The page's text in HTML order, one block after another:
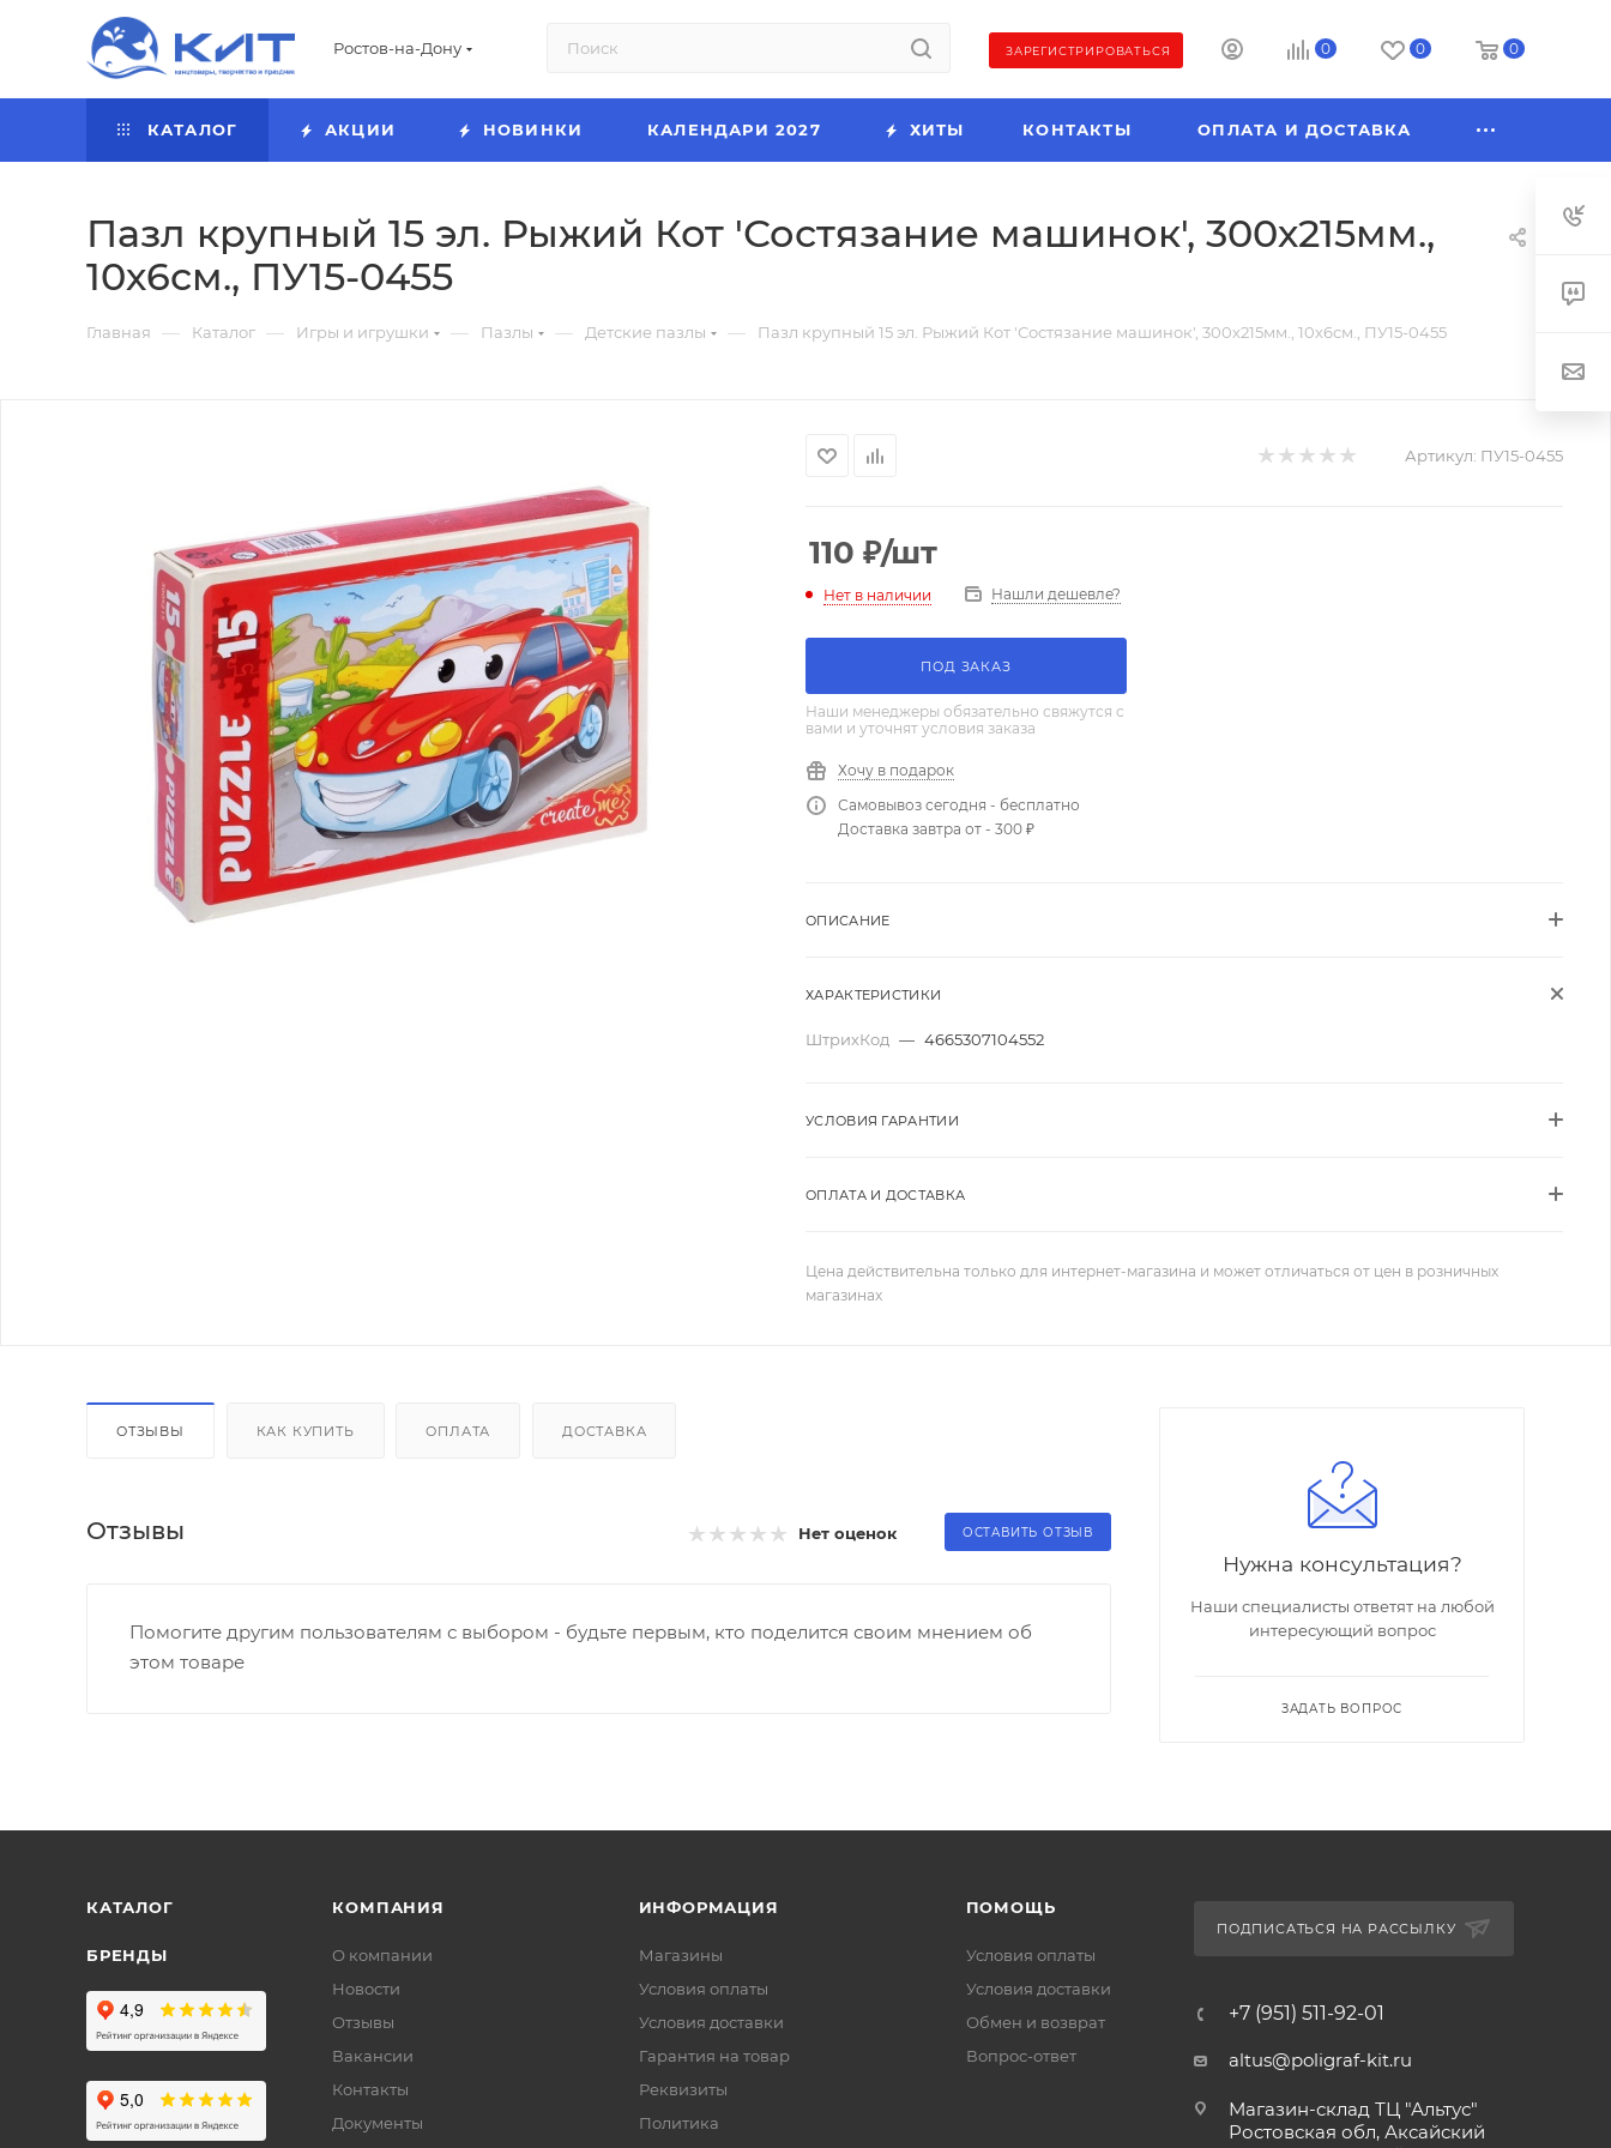
Ростов-на-Дону ЗАРЕГИСТРИРОВАТЬСЯ 0 0 0
КАТАЛОГ АКЦИИ НОВИНКИ КАЛЕНДАРИ 2027 ХИТЫ КОНТАКТЫ ОПЛАТА И ДОСТАВКА
Пазл крупный 15 эл. Рыжий Кот 'Состязание машинок', 300х215мм.,
10х6см., ПУ15-0455
Главная — Каталог — Игры и игрушки — Пазлы — Детские пазлы — Пазл крупный 15 эл. Рыжий Кот 'Состязание машинок', 300х215мм., 10х6см., ПУ15-0455
Артикул: ПУ15-0455
110 ₽/шт
Нет в наличии Нашли дешевле?
ПОД ЗАКАЗ
Наши менеджеры обязательно свяжутся с
вами и уточнят условия заказа
Хочу в подарок
Самовывоз сегодня - бесплатно
Доставка завтра от - 300 ₽
ОПИСАНИЕ
ХАРАКТЕРИСТИКИ
ШтрихКод — 4665307104552
УСЛОВИЯ ГАРАНТИИ
ОПЛАТА И ДОСТАВКА
Цена действительна только для интернет-магазина и может отличаться от цен в розничных
магазинах
ОТЗЫВЫ КАК КУПИТЬ ОПЛАТА ДОСТАВКА
Отзывы Нет оценок ОСТАВИТЬ ОТЗЫВ
Помогите другим пользователям с выбором - будьте первым, кто поделится своим мнением об
этом товаре
Нужна консультация?
Наши специалисты ответят на любой
интересующий вопрос
ЗАДАТЬ ВОПРОС
КАТАЛОГ
БРЕНДЫ
КОМПАНИЯ
О компании
Новости
Отзывы
Вакансии
Контакты
Документы
ИНФОРМАЦИЯ
Магазины
Условия оплаты
Условия доставки
Гарантия на товар
Реквизиты
Политика
ПОМОЩЬ
Условия оплаты
Условия доставки
Обмен и возврат
Вопрос-ответ
ПОДПИСАТЬСЯ НА РАССЫЛКУ
+7 (951) 511-92-01
altus@poligraf-kit.ru
Магазин-склад ТЦ "Альтус"
Ростовская обл, Аксайский